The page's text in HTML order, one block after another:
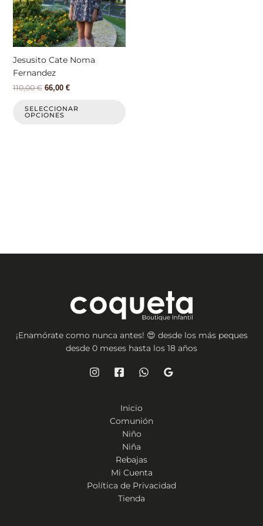
Jesusito Cate Noma
Fernandez
110,00€ 66,00 €
SELECCIONAR
OPCIONES
Las
opciones
se
pueden
¡Enamórate como nunca antes! 😍 desde los más peques
desde 0 meses hasta los 18 años
Inicio
Comunión
Niño
Niña
Rebajas
Mi Cuenta
Política de Privacidad
Tienda